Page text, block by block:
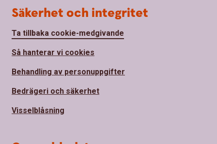
Säkerhet och integritet
Ta tillbaka cookie-medgivande
Så hanterar vi cookies
Behandling av personuppgifter
Bedrägeri och säkerhet
Visselblåsning